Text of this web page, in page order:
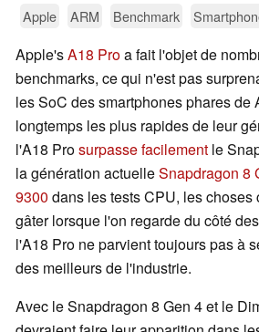
Apple ARM Benchmark
Apple'sA18 Proa fait l'objet de
benchmarks, ce qui n'est pas
les SoC des smartphones phares de
longtemps les plus rapides de leur
l'A18 Prosurpasse facilement le
la génération actuelleSnapdragon 8
9300 dans les tests CPU, les choses
gâter lorsque l'on regarde du côté
l'A18 Pro ne parvient toujours pas à
des meilleurs de l'industrie.
Avec le Snapdragon 8 Gen 4 et le